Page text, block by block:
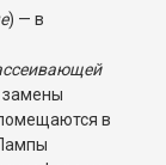
) — в
в